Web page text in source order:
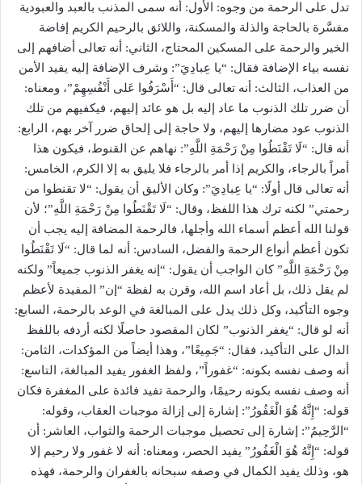
تدل على الرحمة من وجوه: الأول: أنه سمى المذنب بالعبد والعبودية
مفسَّرة بالحاجة والذلة والمسكنة، واللائق بالرحيم الكريم إفاضة
الخير والرحمة على المسكين المحتاج، الثاني: أنه تعالى أضافهم إلى
نفسه بياء الإضافة فقال: “يا عِبادِيَ”: وشرف الإضافة إليه يفيد الأمن
من العذاب، الثالث: أنه تعالى قال: “أَسْرَفُوا عَلى أَنْفُسِهِمْ”، ومعناه:
أن ضرر تلك الذنوب ما عاد إليه بل هو عائد إليهم، فيكفيهم من تلك
الذنوب عود مضارها إليهم، ولا حاجة إلى إلحاق ضرر آخر بهم، الرابع:
أنه قال: “لَا تَقْنَطُوا مِنْ رَحْمَةِ اللَّهِ”: نهاهم عن القنوط، فيكون هذا
أمراً بالرجاء، والكريم إذا أمر بالرجاء فلا يليق به إلا الكرم، الخامس:
أنه تعالى قال أولًا: “يا عِبادِيَ”: وكان الأليق أن يقول: “لا تقنطوا من
رحمتي” لكنه ترك هذا اللفظ، وقال: “لَا تَقْنَطُوا مِنْ رَحْمَةِ اللَّهِ”؛ لأن
قولنا الله أعظم أسماء الله وأجلها، فالرحمة المضافة إليه يجب أن
تكون أعظم أنواع الرحمة والفضل، السادس: أنه لما قال: “لَا تَقْنَطُوا
مِنْ رَحْمَةِ اللَّهِ” كان الواجب أن يقول: “إنه يغفر الذنوب جميعاً” ولكنه
لم يقل ذلك، بل أعاد اسم الله، وقرن به لفظة “إن” المفيدة لأعظم
وجوه التأكيد، وكل ذلك يدل على المبالغة في الوعد بالرحمة، السابع:
أنه لو قال: “يغفر الذنوب” لكان المقصود حاصلًا لكنه أردفه باللفظ
الدال على التأكيد، فقال: “جَمِيعًا”، وهذا أيضاً من المؤكدات، الثامن:
أنه وصف نفسه بكونه: “غفوراً”، ولفظ الغفور يفيد المبالغة، التاسع:
أنه وصف نفسه بكونه رحيمًا، والرحمة تفيد فائدة على المغفرة فكان
قوله: “إِنَّهُ هُوَ الْغَفُورُ”: إشارة إلى إزالة موجبات العقاب، وقوله:
“الرَّحِيمُ”: إشارة إلى تحصيل موجبات الرحمة والثواب، العاشر: أن
قوله: “إِنَّهُ هُوَ الْغَفُورُ” يفيد الحصر، ومعناه: أنه لا غفور ولا رحيم إلا
هو، وذلك يفيد الكمال في وصفه سبحانه بالغفران والرحمة، فهذه